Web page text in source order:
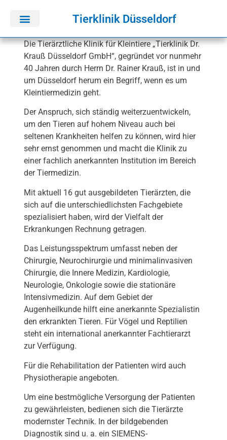
Tierklinik Düsseldorf
Die Tierärztliche Klinik für Kleintiere „Tierklinik Dr.
Krauß Düsseldorf GmbH“, gegründet vor nunmehr
40 Jahren durch Herrn Dr. Rainer Krauß, ist in und
um Düsseldorf herum ein Begriff, wenn es um
Kleintiermedizin geht.
Der Anspruch, sich ständig weiterzuentwickeln,
um den Tieren auf hohem Niveau auch bei
seltenen Krankheiten helfen zu können, wird hier
sehr ernst genommen und macht die Klinik zu
einer fachlich anerkannten Institution im Bereich
der Tiermedizin.
Mit aktuell 16 gut ausgebildeten Tierärzten, die
sich auf die unterschiedlichsten Fachgebiete
spezialisiert haben, wird der Vielfalt der
Erkrankungen Rechnung getragen.
Das Leistungsspektrum umfasst neben der
Chirurgie, Neurochirurgie und minimalinvasiven
Chirurgie, die Innere Medizin, Kardiologie,
Neurologie, Onkologie sowie die stationäre
Intensivmedizin. Auf dem Gebiet der
Augenheilkunde hilft eine anerkannte Spezialistin
den erkrankten Tieren. Für Vögel und Reptilien
steht ein international anerkannter Fachtierarzt
zur Verfügung.
Für die Rehabilitation der Patienten wird auch
Physiotherapie angeboten.
Um eine bestmögliche Versorgung der Patienten
zu gewährleisten, bedienen sich die Tierärzte
modernster Technik. In der bildgebenden
Diagnostik sind u. a. ein SIEMENS-